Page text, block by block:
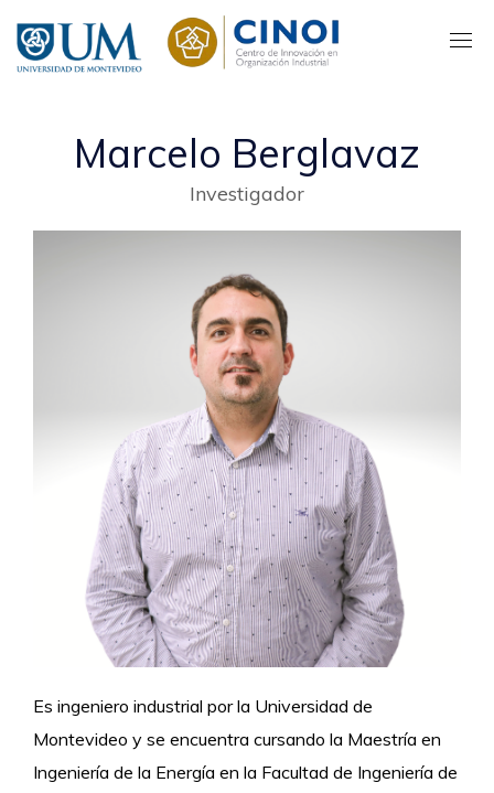
contenido
principal
Marcelo Berglavaz
Investigador
Es ingeniero industrial por la Universidad de
Montevideo y se encuentra cursando la Maestría en
Ingeniería de la Energía en la Facultad de Ingeniería de